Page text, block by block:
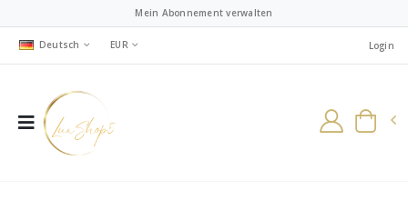
Mein Abonnement verwalten
Deutsch EUR Login